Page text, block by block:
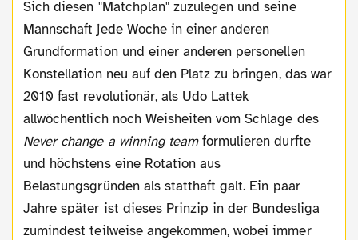
Sich diesen "Matchplan" zuzulegen und seine
Mannschaft jede Woche in einer anderen
Grundformation und einer anderen personellen
Konstellation neu auf den Platz zu bringen, das war
2010 fast revolutionär, als Udo Lattek
allwöchentlich noch Weisheiten vom Schlage des
Never change a winning teamformulieren durfte
und höchstens eine Rotation aus
Belastungsgründen als statthaft galt. Ein paar
Jahre später ist dieses Prinzip in der Bundesliga
zumindest teilweise angekommen, wobei immer